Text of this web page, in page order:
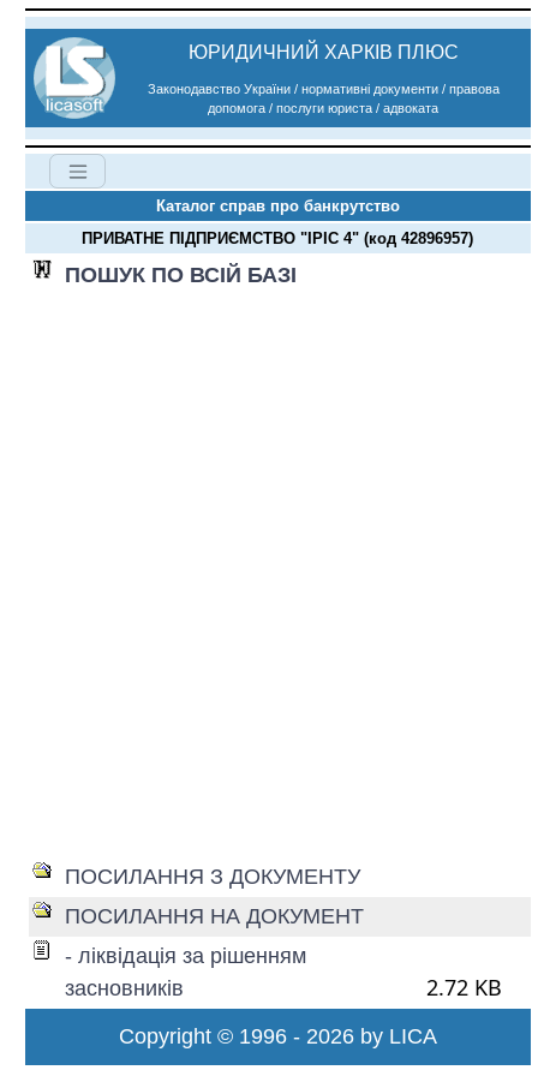
ЮРИДИЧНИЙ ХАРКІВ ПЛЮС
Законодавство України / нормативні документи / правова
допомога / послуги юриста / адвоката
Каталог справ про банкрутство
ПРИВАТНЕ ПІДПРИЄМСТВО "ІРІС 4" (код 42896957)
ПОШУК ПО ВСІЙ БАЗІ
ПОСИЛАННЯ З ДОКУМЕНТУ
ПОСИЛАННЯ НА ДОКУМЕНТ
- ліквідація за рішенням
засновників
2.72 KB
Copyright © 1996 - 2026 by LICA